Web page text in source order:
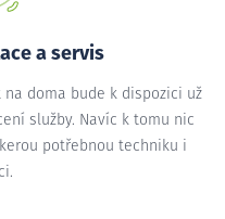
a servis
na doma bude k dispozici už
služby. Navíc k tomu nic
potřebnou techniku i